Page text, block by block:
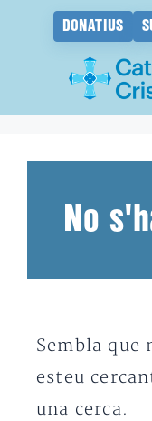
DONATIUS
No
Sembla que
esteu
una cerca.